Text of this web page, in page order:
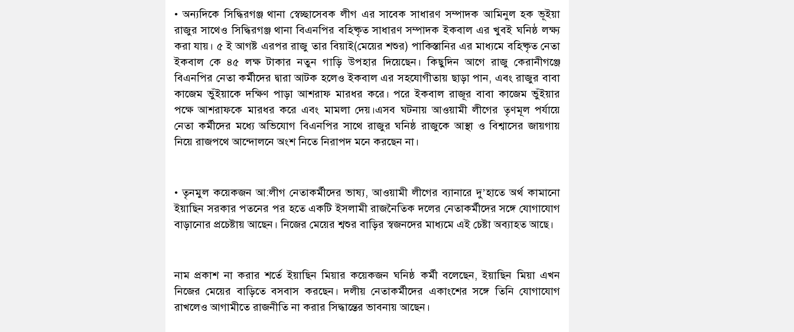
• অন্যদিকে সিদ্ধিরগঞ্জ থানা স্বেচ্ছাসেবক লীগ এর সাবেক সাধারণ সম্পাদক আমিনুল হক ভূইয়া
রাজুর সাথেও সিদ্ধিরগঞ্জ থানা বিএনপির বহিষ্কৃত সাধারণ সম্পাদক ইকবাল এর খুবই ঘনিষ্ঠ লক্ষ্য
করা যায়। ৫ ই আগষ্ট এরপর রাজু তার বিয়াই(মেয়ের শশুর) পাকিস্তানির এর মাধ্যমে বহিষ্কৃত নেতা
ইকবাল কে ৪৫ লক্ষ টাকার নতুন গাড়ি উপহার দিয়েছেন। কিছুদিন আগে রাজু কেরানীগঞ্জে
বিএনপির নেতা কর্মীদের দ্বারা আটক হলেও ইকবাল এর সহযোগীতায় ছাড়া পান, এবং রাজুর বাবা
কাজেম ভুঁইয়াকে দক্ষিণ পাড়া আশরাফ মারধর করে। পরে ইকবাল রাজূর বাবা কাজেম ভুঁইয়ার
পক্ষে আশরাফকে মারধর করে এবং মামলা দেয়।এসব ঘটনায় আওয়ামী লীগের তৃণমূল পর্যায়ে
নেতা কর্মীদের মধ্যে অভিযোগ বিএনপির সাথে রাজুর ঘনিষ্ঠ রাজুকে আস্থা ও বিশ্বাসের জায়গায়
নিয়ে রাজপথে আন্দোলনে অংশ নিতে নিরাপদ মনে করছেন না।
• তৃনমুল কয়েকজন আ:লীগ নেতাকর্মীদের ভাষ্য, আওয়ামী লীগের ব্যানারে দু’হাতে অর্থ কামানো
ইয়াছিন সরকার পতনের পর হতে একটি ইসলামী রাজনৈতিক দলের নেতাকর্মীদের সঙ্গে যোগাযোগ
বাড়ানোর প্রচেষ্টায় আছেন। নিজের মেয়ের শ্বশুর বাড়ির স্বজনদের মাধ্যমে এই চেষ্টা অব্যাহত আছে।
নাম প্রকাশ না করার শর্তে ইয়াছিন মিয়ার কয়েকজন ঘনিষ্ঠ কর্মী বলেছেন, ইয়াছিন মিয়া এখন
নিজের মেয়ের বাড়িতে বসবাস করছেন। দলীয় নেতাকর্মীদের একাংশের সঙ্গে তিনি যোগাযোগ
রাখলেও আগামীতে রাজনীতি না করার সিদ্ধান্তের ভাবনায় আছেন।